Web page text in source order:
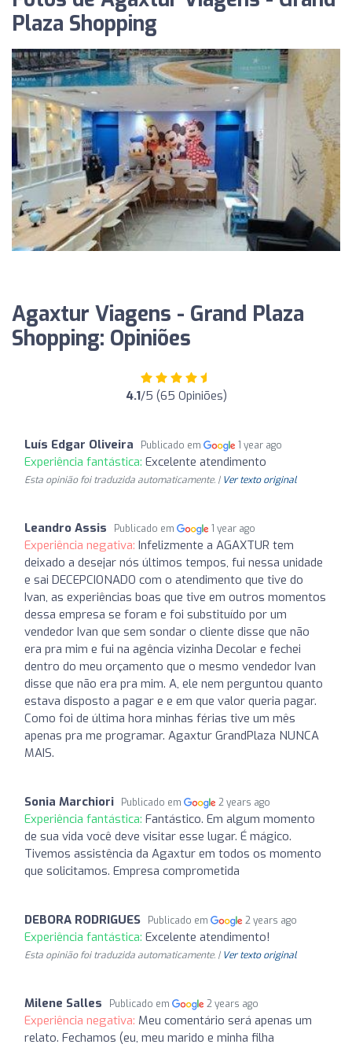
Plaza Shopping
Agaxtur Viagens - Grand Plaza
Shopping: Opiniões
4.1/5 (65 Opiniões)
Luís Edgar Oliveira Publicado em 1 year ago
Experiência fantástica: Excelente atendimento
Esta opinião foi traduzida automaticamente. | Ver texto original
Leandro Assis Publicado em 1 year ago
Experiência negativa: Infelizmente a AGAXTUR tem
deixado a desejar nós últimos tempos, fui nessa unidade
e sai DECEPCIONADO com o atendimento que tive do
Ivan, as experiências boas que tive em outros momentos
dessa empresa se foram e foi substituído por um
vendedor Ivan que sem sondar o cliente disse que não
era pra mim e fui na agência vizinha Decolar e fechei
dentro do meu orçamento que o mesmo vendedor Ivan
disse que não era pra mim. A, ele nem perguntou quanto
estava disposto a pagar e e em que valor queria pagar.
Como foi de última hora minhas férias tive um mês
apenas pra me programar. Agaxtur GrandPlaza NUNCA
MAIS.
Sonia Marchiori Publicado em 2 years ago
Experiência fantástica: Fantástico. Em algum momento
de sua vida você deve visitar esse lugar. É mágico.
Tivemos assistência da Agaxtur em todos os momento
que solicitamos. Empresa comprometida
DEBORA RODRIGUES Publicado em 2 years ago
Experiência fantástica: Excelente atendimento!
Esta opinião foi traduzida automaticamente. | Ver texto original
Milene Salles Publicado em 2 years ago
Experiência negativa: Meu comentário será apenas um
relato. Fechamos (eu, meu marido e minha filha